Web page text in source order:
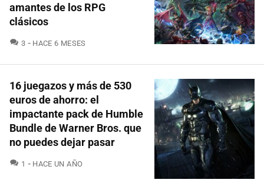
amantes de los RPG
clásicos
3 COMENTARIOS
HACE 6 MESES
16 juegazos y más de 530
euros de ahorro: el
impactante pack de Humble
Bundle de Warner Bros. que
no puedes dejar pasar
1 COMENTARIOS
HACE UN AÑO